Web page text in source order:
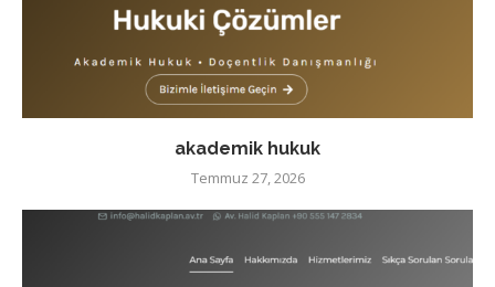
akademik hukuk
Temmuz 27, 2026